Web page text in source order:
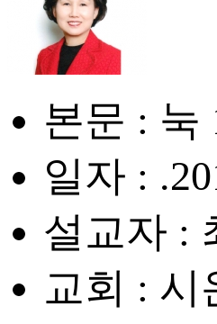
본문 : 눅
일자 :
설교자 :
교회 :